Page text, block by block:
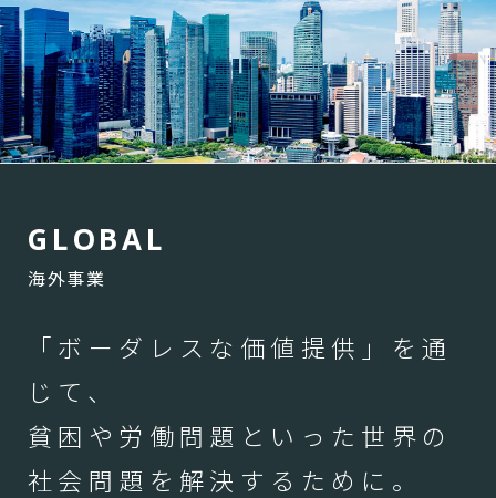
G LOBAL
海外事業
「ボーダレスな価値提供」を通
じて、
貧困や労働問題といった世界の
社会問題を解決するために。